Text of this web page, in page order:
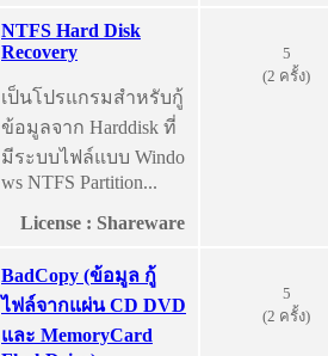
NTFS Hard Disk
Recovery
เป็นโปรแกรมสำหรับกู้
ข้อมูลจาก Harddisk ที่
มีระบบไฟล์แบบ Windo
ws NTFS Partition...
License : Shareware
5
(2 ครั้ง)
BadCopy (ข้อมูล กู้
ไฟล์จากแผ่น CD DVD
และ MemoryCard
5
(2 ครั้ง)